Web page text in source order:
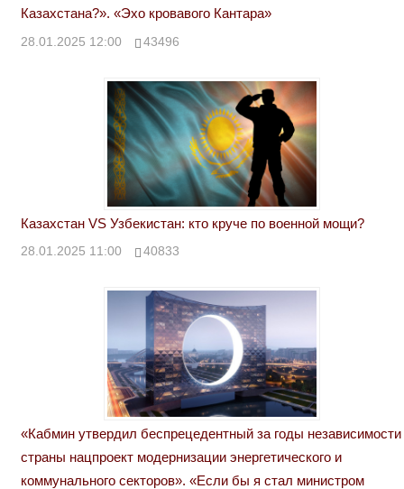
Казахстана?». «Эхо кровавого Кантара»
28.01.2025 12:00 43496
Казахстан VS Узбекистан: кто круче по военной мощи?
28.01.2025 11:00 40833
«Кабмин утвердил беспрецедентный за годы независимости
страны нацпроект модернизации энергетического и
коммунального секторов». «Если бы я стал министром